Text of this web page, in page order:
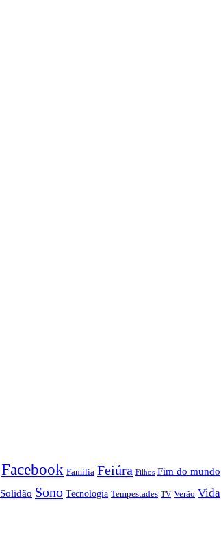
Facebook Familia Feiúra Filhos Fim do mundo
Solidão Sono Tecnologia Tempestades TV Verão Vida